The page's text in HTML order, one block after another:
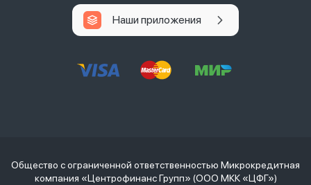
Наши приложения
Общество с ограниченной ответственностью Микрокредитная
компания «Центрофинанс Групп» (ООО МКК «ЦФГ»)